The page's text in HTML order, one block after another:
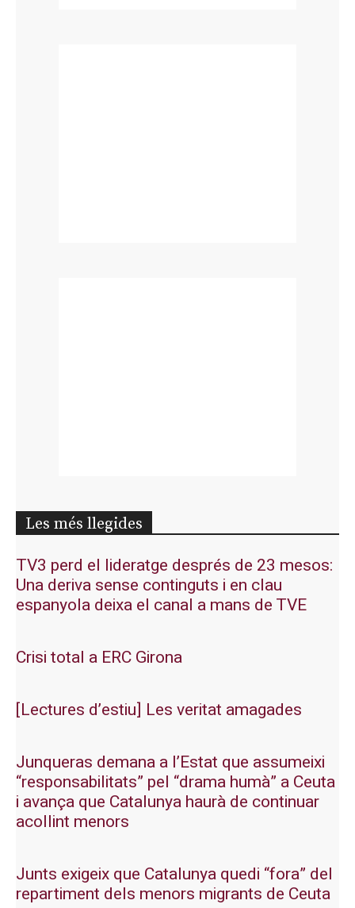
Les més llegides
TV3 perd el lideratge després de 23 mesos:
Una deriva sense continguts i en clau
espanyola deixa el canal a mans de TVE
Crisi total a ERC Girona
[Lectures d’estiu] Les veritat amagades
Junqueras demana a l’Estat que assumeixi
“responsabilitats” pel “drama humà” a Ceuta
i avança que Catalunya haurà de continuar
acollint menors
Junts exigeix que Catalunya quedi “fora” del
repartiment dels menors migrants de Ceuta